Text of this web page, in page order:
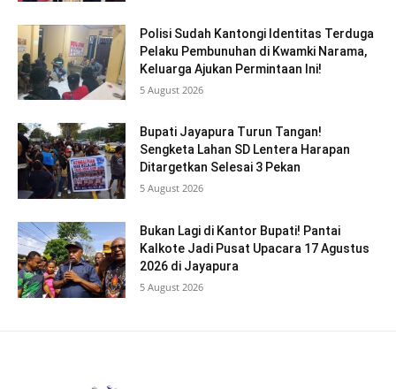
Polisi Sudah Kantongi Identitas Terduga
Pelaku Pembunuhan di Kwamki Narama,
Keluarga Ajukan Permintaan Ini!
5 August 2026
Bupati Jayapura Turun Tangan!
Sengketa Lahan SD Lentera Harapan
Ditargetkan Selesai 3 Pekan
5 August 2026
Bukan Lagi di Kantor Bupati! Pantai
Kalkote Jadi Pusat Upacara 17 Agustus
2026 di Jayapura
5 August 2026